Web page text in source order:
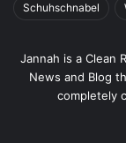
Schuhschnabel
Jannah is a Clean
News and Blog
completely